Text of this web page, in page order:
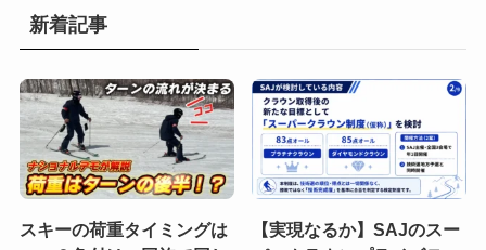
新着記事
スキーの荷重タイミングは
【実現なるか】SAJのスー